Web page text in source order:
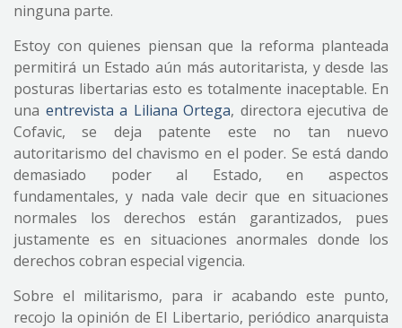
ninguna parte.
Estoy con quienes piensan que la reforma planteada
permitirá un Estado aún más autoritarista, y desde las
posturas libertarias esto es totalmente inaceptable. En
una entrevista a Liliana Ortega, directora ejecutiva de
Cofavic, se deja patente este no tan nuevo
autoritarismo del chavismo en el poder. Se está dando
demasiado poder al Estado, en aspectos
fundamentales, y nada vale decir que en situaciones
normales los derechos están garantizados, pues
justamente es en situaciones anormales donde los
derechos cobran especial vigencia.
Sobre el militarismo, para ir acabando este punto,
recojo la opinión de El Libertario, periódico anarquista